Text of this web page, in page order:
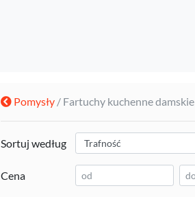
Pomysły / Fartuchy kuchenne damskie
Sortuj według
Cena